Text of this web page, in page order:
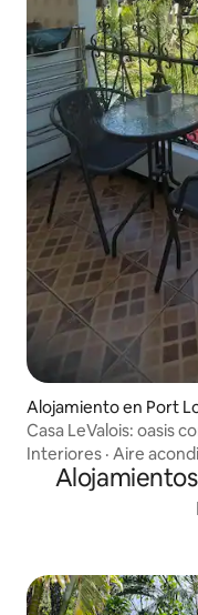
Alojamiento en Port
Casa LeValois: oasis
Interiores · Aire